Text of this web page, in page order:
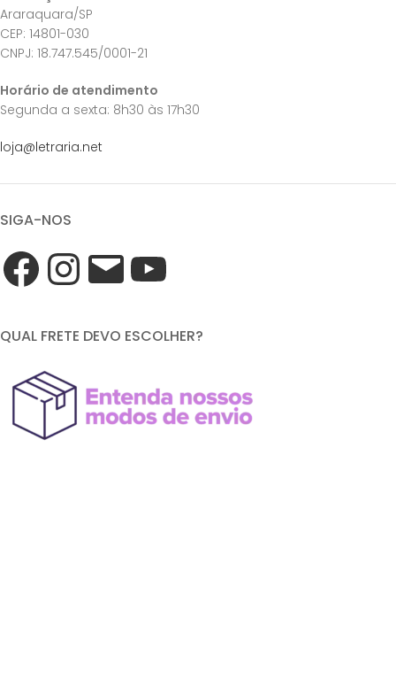
Araraquara/SP
CEP: 14801-030
CNPJ: 18.747.545/0001-21
Horário de atendimento
Segunda a sexta: 8h30 às 17h30
loja@letraria.net
SIGA-NOS
QUAL FRETE DEVO ESCOLHER?